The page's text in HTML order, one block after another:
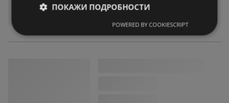
ПОКАЖИ ПОДРОБНОСТИ
POWERED BY COOKIESCRIPT